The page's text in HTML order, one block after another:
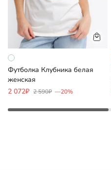
Футболка Клубника белая
женская
2 072₽ 2 590₽ —20%